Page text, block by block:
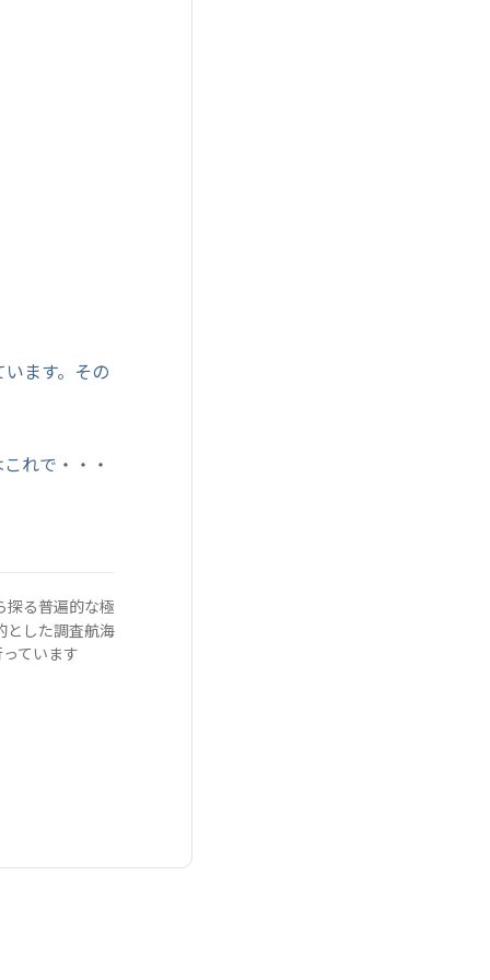
ます。その
れで・・・
探る普遍的な極
とした調査航海
ています